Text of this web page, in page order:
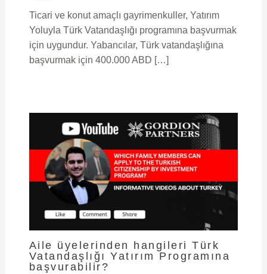
Ticari ve konut amaçlı gayrimenkuller, Yatırım
Yoluyla Türk Vatandaşlığı programına başvurmak
için uygundur. Yabancılar, Türk vatandaşlığına
başvurmak için 400.000 ABD […]
Aile üyelerinden hangileri Türk
Vatandaşlığı Yatırım Programına
başvurabilir?